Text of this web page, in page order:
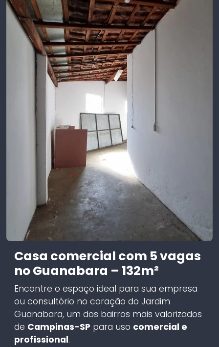
Casa comercial com 5 vagas
no Guanabara – 132m²
Encontre o espaço ideal para sua empresa
ou consultório no coração do Jardim
Guanabara, um dos bairros mais valorizados
de Campinas-SP para uso comercial e
profissional.